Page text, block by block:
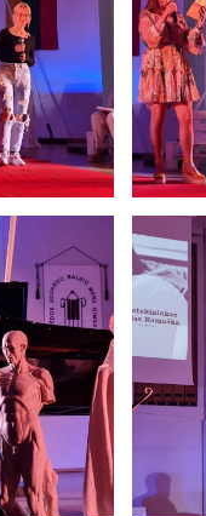
ugdymo pamokų
klasių pamokų
mokslo metų
ugdymo dienos,
mokslo metų
planas
mokslo metų